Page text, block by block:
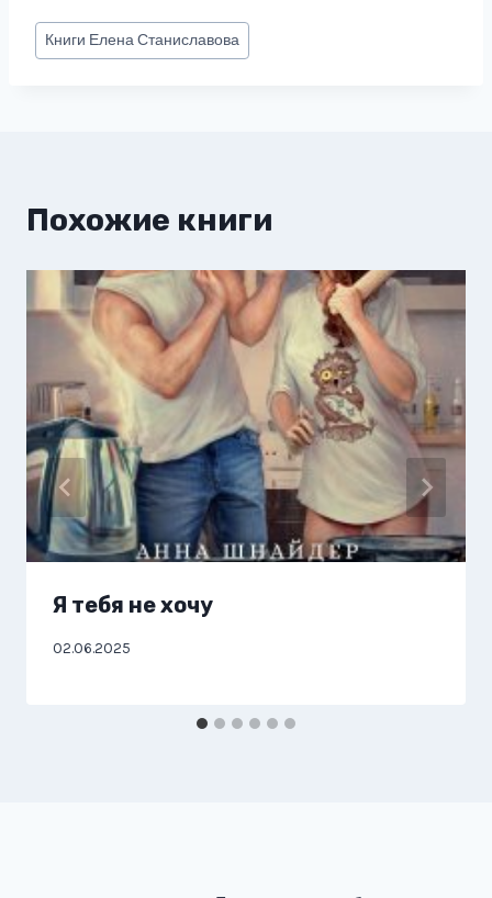
Метки
записи:
Книги Елена Станиславова
Похожие книги
Я тебя не хочу
02.06.2025